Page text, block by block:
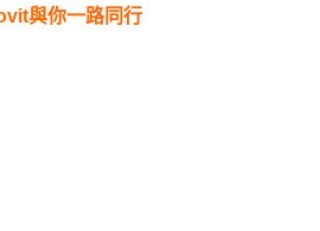
與你一路同行